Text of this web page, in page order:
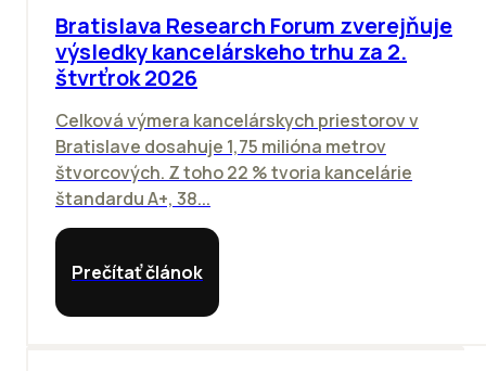
Bratislava Research Forum zverejňuje
výsledky kancelárskeho trhu za 2.
štvrťrok 2026
Celková výmera kancelárskych priestorov v
Bratislave dosahuje 1,75 milióna metrov
štvorcových. Z toho 22 % tvoria kancelárie
štandardu A+, 38...
Prečítať článok